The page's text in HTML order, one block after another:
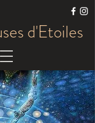
d'Etoiles